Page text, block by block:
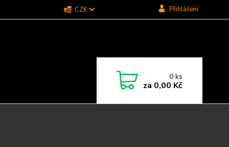
CZK Přihlášení
0ks
za 0,00 Kč